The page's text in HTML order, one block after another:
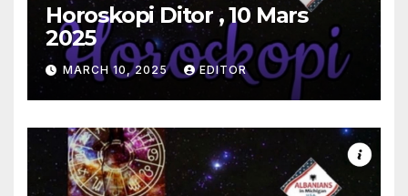
Horoskopi Ditor , 10 Mars
2025
MARCH 10, 2025 EDITOR